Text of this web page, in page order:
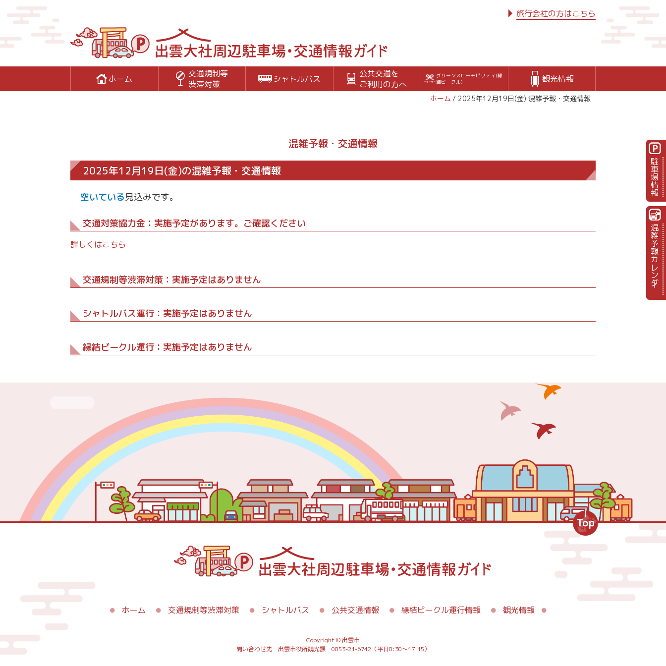
旅行会社の方はこちら
ホーム
交通規制等
渋滞対策
シャトルバス
公共交通を
ご利用の方へ
グリーンスローモビリティ(縁
結ビークル)
観光情報
ホーム 2025年12月19日(金) 混雑予報・交通情報
混雑予報・交通情報
2025年12月19日(金)の混雑予報・交通情報
空いている見込みです。
交通対策協力金：実施予定があります。ご確認ください
詳しくはこちら
交通規制等渋滞対策：実施予定はありません
シャトルバス運行：実施予定はありません
縁結ビークル運行：実施予定はありません
ホーム 交通規制等渋滞対策 シャトルバス 公共交通情報 縁結ビークル運行情報 観光情報
駐車場情報
混雑予報カレンダー
Copyright © 出雲市
問い合わせ先 出雲市役所観光課 0853-21-6742（平日8:30～17:15）